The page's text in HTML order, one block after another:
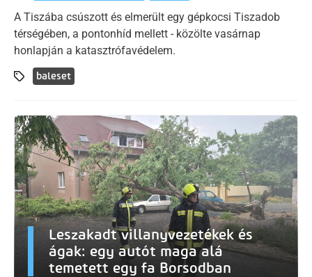
A Tiszába csúszott és elmerült egy gépkocsi Tiszadob
térségében, a pontonhíd mellett - közölte vasárnap
honlapján a katasztrófavédelem.
baleset
Leszakadt villanyvezetékek és
ágak: egy autót maga alá
temetett egy fa Borsodban